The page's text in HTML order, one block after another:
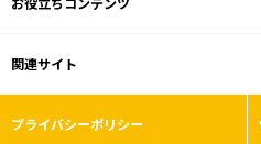
フリーワード
関連サイト
プライバシーポリシー